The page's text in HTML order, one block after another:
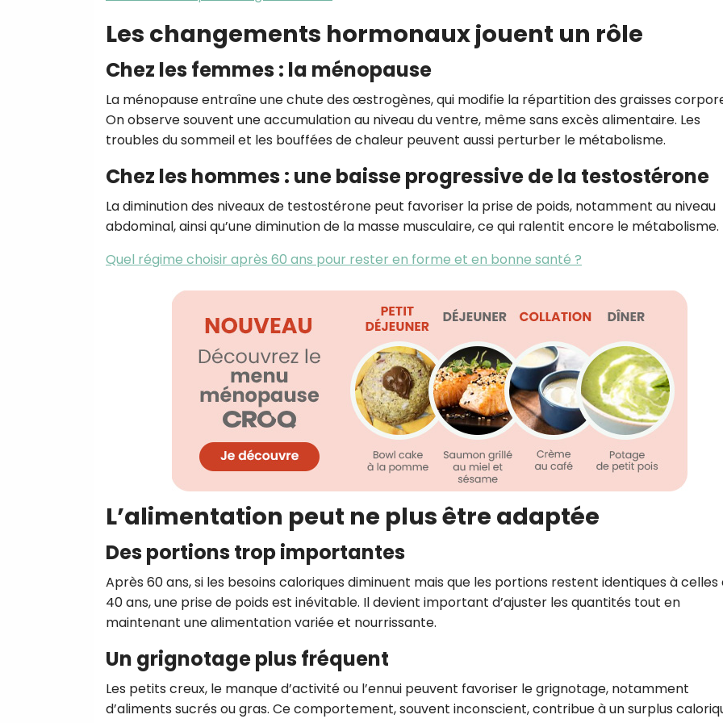
Les changements hormonaux jouent un rôle
Chez les femmes : la ménopause
La ménopause entraîne une chute des œstrogènes, qui modifie la répartition des graisses
On observe souvent une accumulation au niveau du ventre, même sans excès alimentaire. Les
troubles du sommeil et les bouffées de chaleur peuvent aussi perturber le métabolisme.
Chez les hommes : une baisse progressive de la testostérone
La diminution des niveaux de testostérone peut favoriser la prise de poids, notamment au niveau
abdominal, ainsi qu’une diminution de la masse musculaire, ce qui ralentit encore le métabolisme.
Quel régime choisir après 60 ans pour rester en forme et en bonne santé ?
L’alimentation peut ne plus être adaptée
Des portions trop importantes
Après 60 ans, si les besoins caloriques diminuent mais que les portions restent identiques à celles
40 ans, une prise de poids est inévitable. Il devient important d’ajuster les quantités tout en
maintenant une alimentation variée et nourrissante.
Un grignotage plus fréquent
Les petits creux, le manque d’activité ou l’ennui peuvent favoriser le grignotage, notamment
d’aliments sucrés ou gras. Ce comportement, souvent inconscient, contribue à un surplus